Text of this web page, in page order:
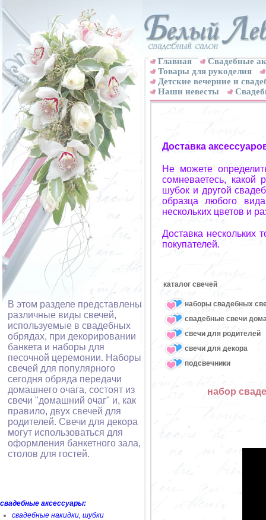
В этом разделе представлены
различные виды свечей,
используемые в свадебных
обрядах, при декорировании
банкета и наборы для
песочной церемонии. Наборы
свечей для популярного
сегодня обряда передачи
домашнего очага, состоят из
свечи "домашний очаг" и, как
правило, двух свечей для
родителей. Свечи для декора
могут использоваться для
оформления банкетного зала,
столов для гостей.
свадебные аксессуары:
свадебные накидки, шубки
Главная
Свадебные
Товары для рукоделия
Детские вечерние и
Наши невесты
Доставка
Не можете
сомневаетесь, какой
шубок и другой
образца любого
нескольких цветов и
Доставка нескольких
покупателей.
каталог свечей
наборы свадебных
свадебные свечи
свечи для родителей
свечи для декора
подсвечники
набор